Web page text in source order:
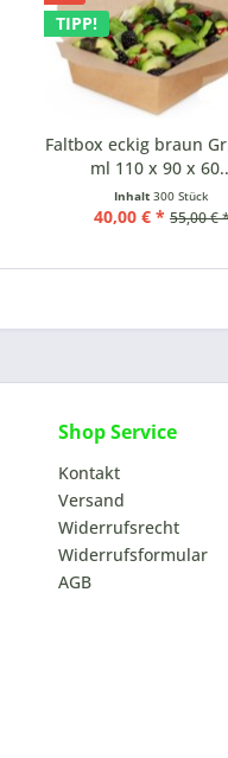
TIPP!
Faltbox eckig braun
ml 110 x 90 x
Inhalt300 Stück
40,00 € * 55,00 €
Shop Service
Kontakt
Versand
Widerrufsrecht
Widerrufsformular
AGB